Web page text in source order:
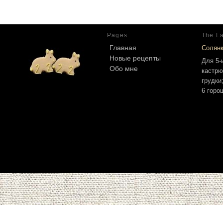
Pages
Главная
Новые рецепты
Обо мне
The
Для 5-
6